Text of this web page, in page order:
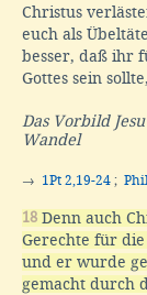
Christus
euch als
besser, daß ihr
Gottes sein
Das Vorbild
Wandel
→ 1Pt 2,19-24 ;
18 Denn auch
Gerechte für
und er wurde
gemacht durch